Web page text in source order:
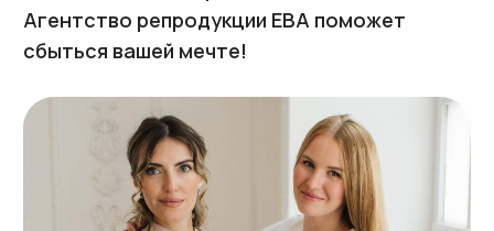
Статьи о суррогатном материнстве
Клиники ЭКО и репродуктологи Москвы
Вопросы и ответы клиентов
Правовое регулирование